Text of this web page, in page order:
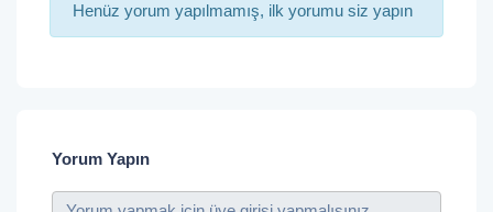
Henüz yorum yapılmamış, ilk yorumu siz yapın
Yorum Yapın